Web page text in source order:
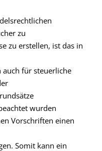
zu
zu erstellen, ist das in
auch für steuerliche
wurden
Vorschriften einen
Somit kann ein